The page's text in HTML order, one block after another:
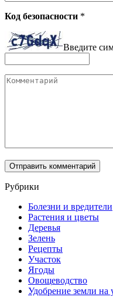
Код безопасности *
Введите
Комментарий
Рубрики
Болезни и вредители
Растения и цветы
Деревья
Зелень
Рецепты
Участок
Ягоды
Овощеводство
Удобрение земли на